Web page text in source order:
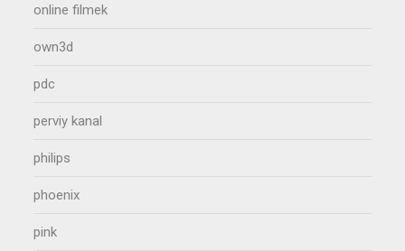
online filmek
own3d
pdc
perviy kanal
philips
phoenix
pink